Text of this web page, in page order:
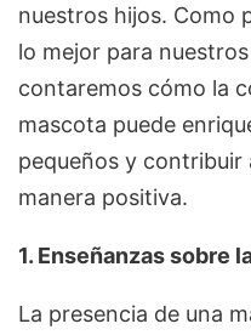
nuestros hijos. Como
lo mejor para
contaremos cómo la
mascota puede
pequeños y contribuir
manera positiva.
1. Enseñanzas sobre
La presencia de una